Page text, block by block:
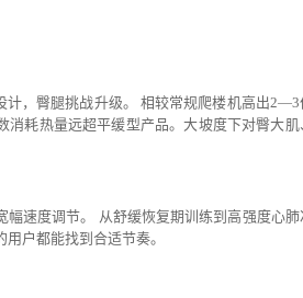
计，臀腿挑战升级。 相较常规爬楼机高出2—3
消耗热量远超平缓型产品。大坡度下对臀大肌
速度调节。 从舒缓恢复期训练到高强度心肺
户都能找到合适节奏。